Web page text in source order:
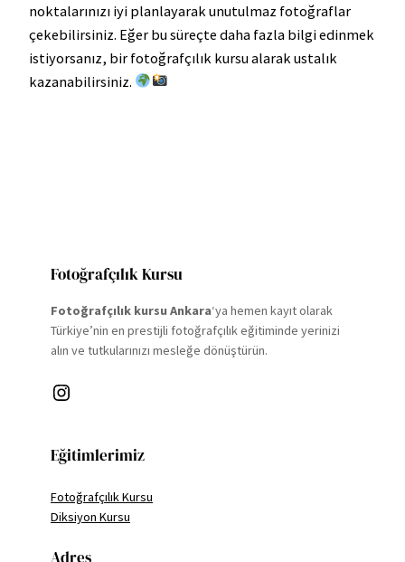
noktalarınızı iyi planlayarak unutulmaz fotoğraflar
çekebilirsiniz. Eğer bu süreçte daha fazla bilgi edinmek
istiyorsanız, bir fotoğrafçılık kursu alarak ustalık
kazanabilirsiniz.
Fotoğrafçılık Kursu
Fotoğrafçılık kursu Ankara‘ya hemen kayıt olarak
Türkiye’nin en prestijli fotoğrafçılık eğitiminde yerinizi
alın ve tutkularınızı mesleğe dönüştürün.
Instagram
Eğitimlerimiz
Fotoğrafçılık Kursu
Diksiyon Kursu
Adres